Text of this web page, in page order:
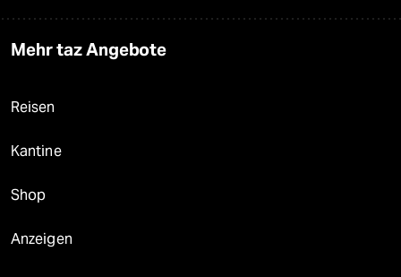
Mehr taz Angebote
Reisen
Kantine
Shop
Anzeigen